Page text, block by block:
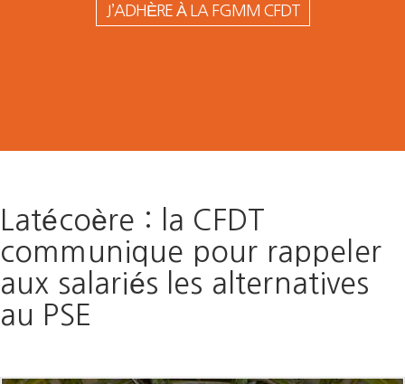
J’ADHÈRE À LA FGMM CFDT
Latécoère : la CFDT
communique pour rappeler
aux salariés les alternatives
au PSE